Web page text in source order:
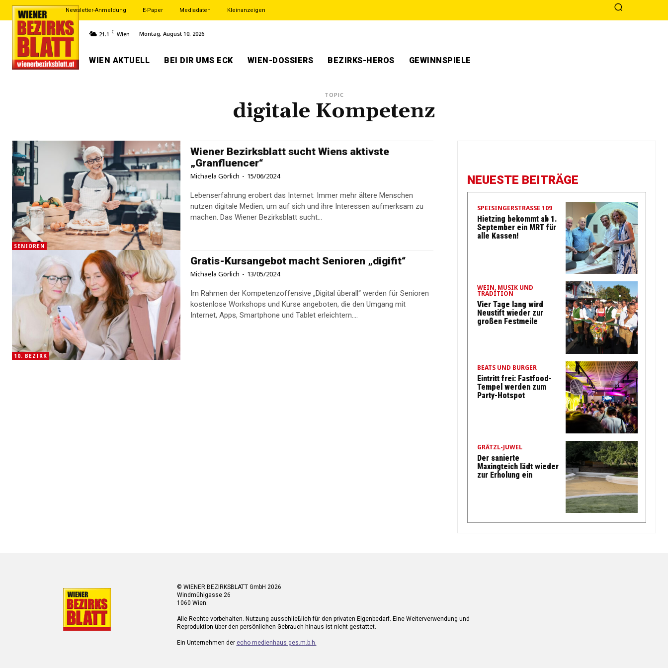
Newsletter-Anmeldung E-Paper Mediadaten Kleinanzeigen
21.1 C Wien Montag, August 10, 2026
WIEN AKTUELL BEI DIR UMS ECK WIEN-DOSSIERS BEZIRKS-HEROS GEWINNSPIELE
TOPIC
digitale Kompetenz
SENIOREN
Wiener Bezirksblatt sucht Wiens aktivste
„Granfluencer“
Michaela Görlich - 15/06/2024
Lebenserfahrung erobert das Internet: Immer mehr ältere Menschen
nutzen digitale Medien, um auf sich und ihre Interessen aufmerksam zu
machen. Das Wiener Bezirksblatt sucht...
10. BEZIRK
Gratis-Kursangebot macht Senioren „digifit“
Michaela Görlich - 13/05/2024
Im Rahmen der Kompetenzoffensive „Digital überall“ werden für Senioren
kostenlose Workshops und Kurse angeboten, die den Umgang mit
Internet, Apps, Smartphone und Tablet erleichtern....
NEUESTE BEITRÄGE
SPEISINGERSTRASSE 109
Hietzing bekommt ab 1.
September ein MRT für
alle Kassen!
WEIN, MUSIK UND
TRADITION
Vier Tage lang wird
Neustift wieder zur
großen Festmeile
BEATS UND BURGER
Eintritt frei: Fastfood-
Tempel werden zum
Party-Hotspot
GRÄTZL-JUWEL
Der sanierte
Maxingteich lädt wieder
zur Erholung ein
© WIENER BEZIRKSBLATT GmbH 2026
Windmühlgasse 26
1060 Wien.
Alle Rechte vorbehalten. Nutzung ausschließlich für den privaten Eigenbedarf. Eine Weiterverwendung und
Reproduktion über den persönlichen Gebrauch hinaus ist nicht gestattet.
Ein Unternehmen der echo medienhaus ges.m.b.h.